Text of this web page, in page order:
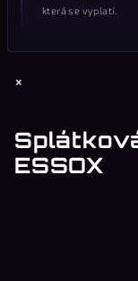
která se vyplatí.
Z×
ESSOX